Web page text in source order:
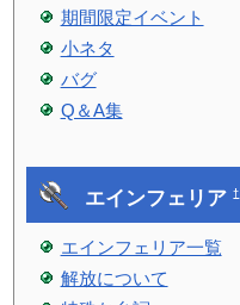
期間限定イベント
小ネタ
バグ
Q＆A集
エインフェリア†
エインフェリア一覧
解放について